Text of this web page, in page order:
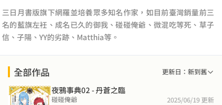
三日月書版旗下網羅並培養眾多知名作家，如目前臺灣銷量前三
名的藍旗左衽、成名已久的御我、碰碰俺爺、微混吃等死、草子
信、子陽、YY的劣跡、Matthia等。
全部作品 更新日：新到舊
夜鴉事典02 - 丹蒼之臨
碰碰俺爺 2025/06/19 更新